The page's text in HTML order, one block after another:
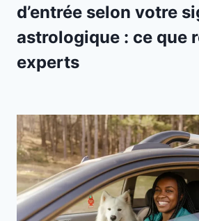
d’entrée selon votre
astrologique : ce que
experts